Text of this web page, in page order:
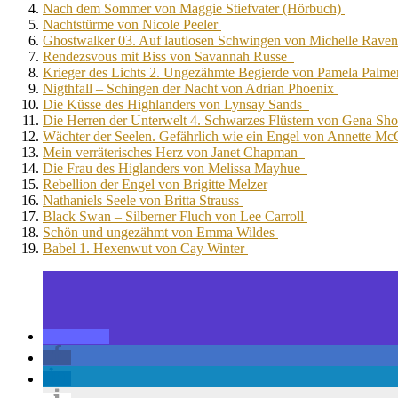
Nach dem Sommer von Maggie Stiefvater (Hörbuch)
Nachtstürme von Nicole Peeler
Ghostwalker 03. Auf lautlosen Schwingen von Michelle Raven
Rendezsvous mit Biss von Savannah Russe
Krieger des Lichts 2. Ungezähmte Begierde von Pamela
Nigthfall – Schingen der Nacht von Adrian Phoenix
Die Küsse des Highlanders von Lynsay Sands
Die Herren der Unterwelt 4. Schwarzes Flüstern von Gena
Wächter der Seelen. Gefährlich wie ein Engel von Annette
Mein verräterisches Herz von Janet Chapman
Die Frau des Higlanders von Melissa Mayhue
Rebellion der Engel von Brigitte Melzer
Nathaniels Seele von Britta Strauss
Black Swan – Silberner Fluch von Lee Carroll
Schön und ungezähmt von Emma Wildes
Babel 1. Hexenwut von Cay Winter